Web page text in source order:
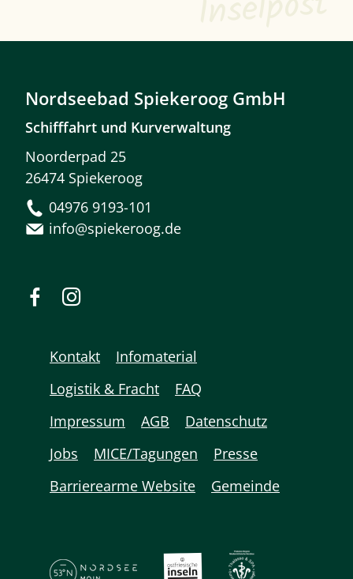
Nordseebad Spiekeroog GmbH
Schifffahrt und Kurverwaltung
Noorderpad 25
26474 Spiekeroog
04976 9193-101
info@spiekeroog.de
Kontakt
Infomaterial
Logistik & Fracht
FAQ
Impressum
AGB
Datenschutz
Jobs
MICE/Tagungen
Presse
Barrierearme Website
Gemeinde